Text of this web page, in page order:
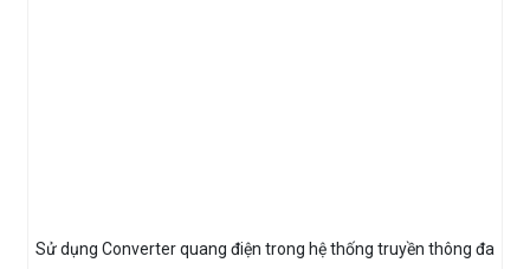
Sử dụng Converter quang điện trong hệ thống truyền thông đa